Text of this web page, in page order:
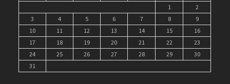
1
2
3
4 5 6 7 8
9
10
11 12 13 14 15
16
17
18 19 20 21 22
23
24
25 26 27 28 29
30
31